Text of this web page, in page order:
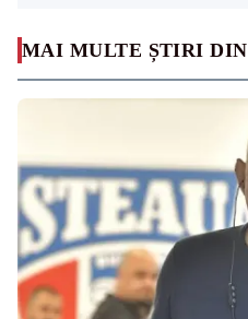
MAI MULTE ȘTIRI DIN